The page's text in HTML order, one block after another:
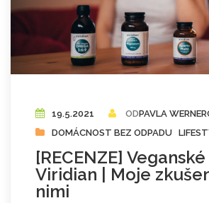
19.5.2021 ODPAVLA
DOMÁCNOST BEZ ODPADU
[RECENZE]
Viridian | Moje
nimi